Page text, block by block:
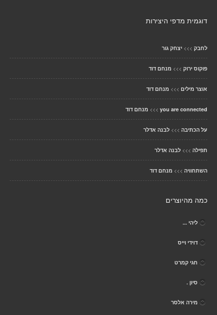
דוגמית מדפי היצירות
לחבק >>> יצחק גור
פוקוס ירוק >>> מנחם דוד
אוצר מילים >>> מנחם דוד
you are connected
>>> מנחם דוד
על הכתיבה >>> לבנה אדלר
תפילה >>> לבנה אדלר
השתחוויה >>> מנחם דוד
כמה מהיוצרים
ליהי ...
דוידי וייס
חגי קמרט
סיון .
מירה אלסר